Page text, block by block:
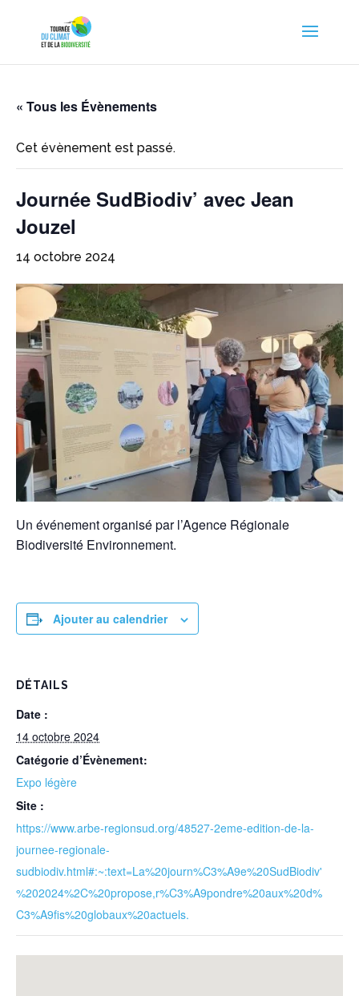
« Tous les Évènements
Cet évènement est passé.
Journée SudBiodiv’ avec Jean
Jouzel
14 octobre 2024
Un événement organisé par l’Agence Régionale
Biodiversité Environnement.
Ajouter au calendrier
DÉTAILS
Date :
14 octobre 2024
Catégorie d’Évènement:
Expo légère
Site :
https://www.arbe-regionsud.org/48527-2eme-edition-de-la-
journee-regionale-
sudbiodiv.html#:~:text=La%20journ%C3%A9e%20SudBiodiv'
%202024%2C%20propose,r%C3%A9pondre%20aux%20d%
C3%A9fis%20globaux%20actuels.